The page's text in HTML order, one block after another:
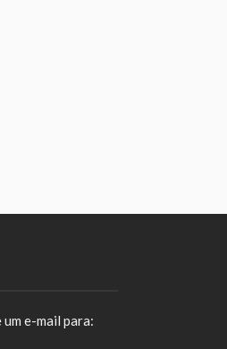
e-mail para: